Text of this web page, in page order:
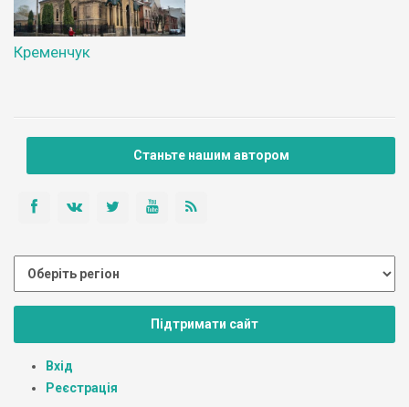
Кременчук
Станьте нашим автором
Підтримати сайт
Вхід
Реєстрація